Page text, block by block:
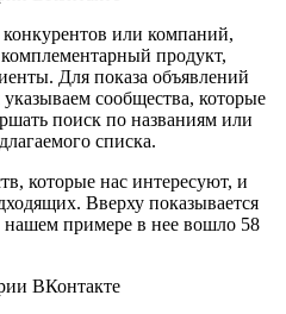
или компаний,
продукт,
Для показа объявлений
сообщества, которые
поиск по названиям или
списка.
которые нас интересуют, и
Вверху показывается
нашем примере в нее вошло 58